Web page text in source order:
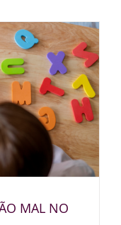
MAL NO